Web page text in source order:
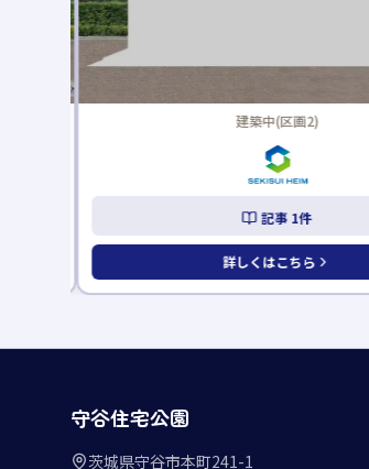
建築中(区画2)
記事1件
詳しくはこちら
守谷住宅公園
茨城県守谷市本町241-1